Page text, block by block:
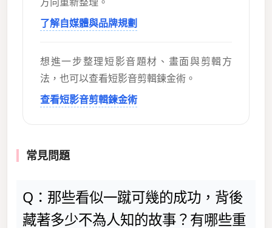
方向重新整理。
了解自媒體與品牌規劃
想進一步整理短影音題材、畫面與剪輯方
法，也可以查看短影音剪輯鍊金術。
查看短影音剪輯鍊金術
常見問題
Q：那些看似一蹴可幾的成功，背後
藏著多少不為人知的故事？有哪些重